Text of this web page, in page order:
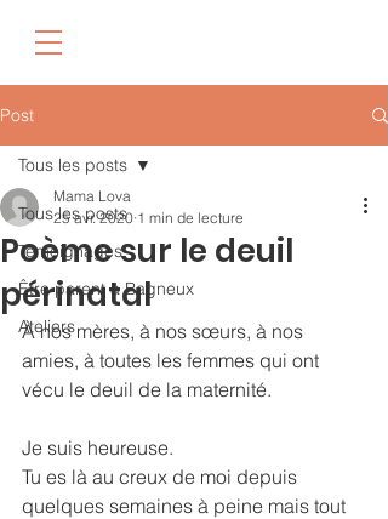
Post
Tous les posts
Témoignages
Être parent à Bagneux
Ateliers
Tous les posts
Poème sur le deuil
périnatal
Mama Lova
25 avr. 2020 1 min de lecture
À nos mères, à nos sœurs, à nos
amies, à toutes les femmes qui ont
vécu le deuil de la maternité.
Je suis heureuse.
Tu es là au creux de moi depuis
quelques semaines à peine mais tout